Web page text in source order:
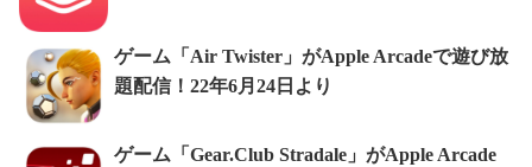
ゲーム「Air Twister」がApple Arcadeで遊び放
題配信！22年6月24日より
ゲーム「Gear.Club Stradale」がApple Arcade